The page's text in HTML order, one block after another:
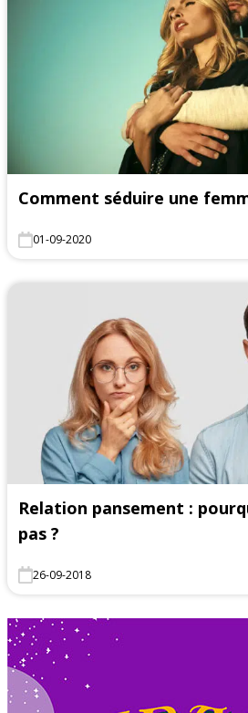
Comment séduire une
01-09-2020
Relation pansement :
pas ?
26-09-2018